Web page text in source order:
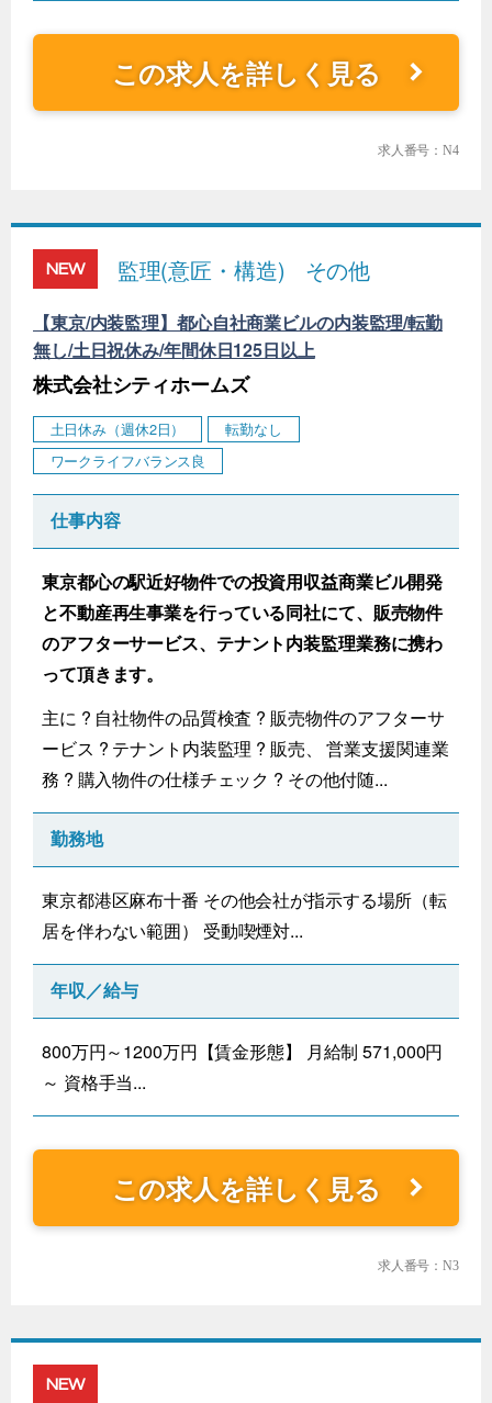
この求人を詳しく見る
求人番号：N4
NEW 監理(意匠・構造) その他
【東京/内装監理】都心自社商業ビルの内装監理/転勤
無し/土日祝休み/年間休日125日以上
株式会社シティホームズ
土日休み（週休2日）
転勤なし
ワークライフバランス良
仕事内容
東京都心の駅近好物件での投資用収益商業ビル開発
と不動産再生事業を行っている同社にて、販売物件
のアフターサービス、テナント内装監理業務に携わ
って頂きます。
主に ? 自社物件の品質検査 ? 販売物件のアフターサ
ービス ? テナント内装監理 ? 販売、 営業支援関連業
務 ? 購入物件の仕様チェック ? その他付随...
勤務地
東京都港区麻布十番 その他会社が指示する場所（転
居を伴わない範囲） 受動喫煙対...
年収／給与
800万円～1200万円【賃金形態】 月給制 571,000円
～ 資格手当...
この求人を詳しく見る
求人番号：N3
NEW